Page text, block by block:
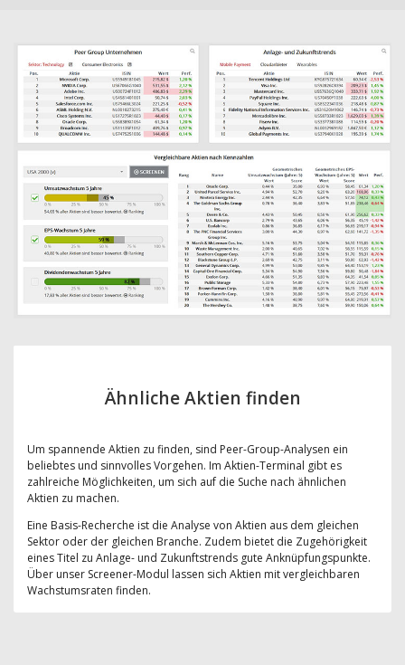
Ähnliche Aktien finden
Um spannende Aktien zu finden, sind Peer-Group-Analysen ein
beliebtes und sinnvolles Vorgehen. Im Aktien-Terminal gibt es
zahlreiche Möglichkeiten, um sich auf die Suche nach ähnlichen
Aktien zu machen.
Eine Basis-Recherche ist die Analyse von Aktien aus dem gleichen
Sektor oder der gleichen Branche. Zudem bietet die Zugehörigkeit
eines Titel zu Anlage- und Zukunftstrends gute Anknüpfungspunkte.
Über unser Screener-Modul lassen sich Aktien mit vergleichbaren
Wachstumsraten finden.